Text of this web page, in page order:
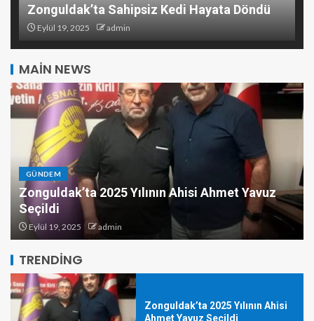
Zonguldak’ta Sahipsiz Kedi Hayata Döndü
Eylül 19, 2025 admin
MAIN NEWS
GÜNDEM
Zonguldak’ta 2025 Yılının Ahisi Ahmet Yavuz
Seçildi
Eylül 19, 2025 admin
TRENDING
Kozlu’da Mazgala Sıkışan Yavru
Kedi Kurtarıldı
Zonguldak’ta 2025 Yılının Ahisi
Ahmet Yavuz Seçildi